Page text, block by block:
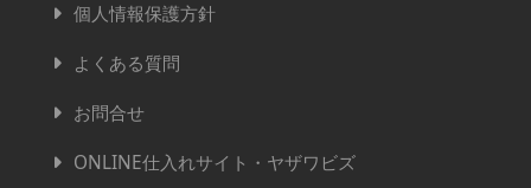
個人情報保護方針
よくある質問
お問合せ
ONLINE仕入れサイト・ヤザワビズ